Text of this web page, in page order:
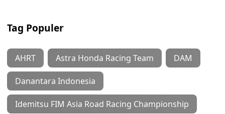
Tag Populer
AHRT Astra Honda Racing Team DAM
Danantara Indonesia
Idemitsu FIM Asia Road Racing Championship